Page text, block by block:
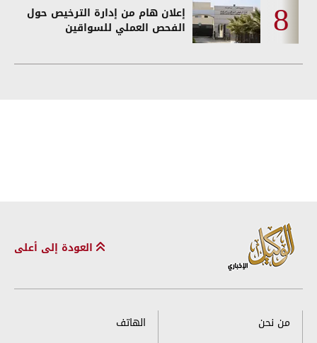
إعلان هام من إدارة الترخيص حول
الفحص العملي للسواقين
العودة إلى أعلى
من نحن
الهاتف